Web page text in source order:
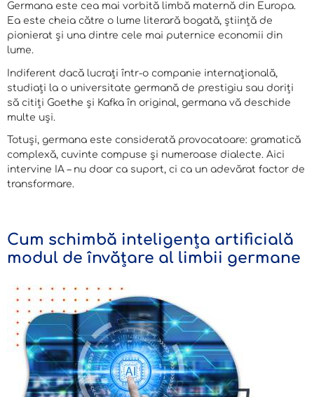
Germana este cea mai vorbită limbă maternă din Europa.
Ea este cheia către o lume literară bogată, știință de
pionierat și una dintre cele mai puternice economii din
lume.
Indiferent dacă lucrați într-o companie internațională,
studiați la o universitate germană de prestigiu sau doriți
să citiți Goethe și Kafka în original, germana vă deschide
multe uși.
Totuși, germana este considerată provocatoare: gramatică
complexă, cuvinte compuse și numeroase dialecte. Aici
intervine IA – nu doar ca suport, ci ca un adevărat factor de
transformare.
Cum schimbă inteligența artificială
modul de învățare al limbii germane